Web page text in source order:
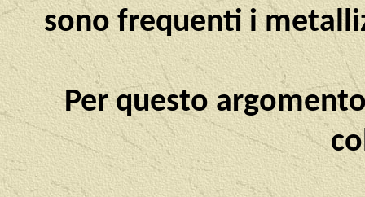
sono frequenti i
Per questo